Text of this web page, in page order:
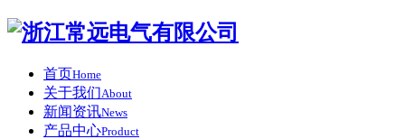
首页Home
关于我们About
新闻资讯News
产品中心Product